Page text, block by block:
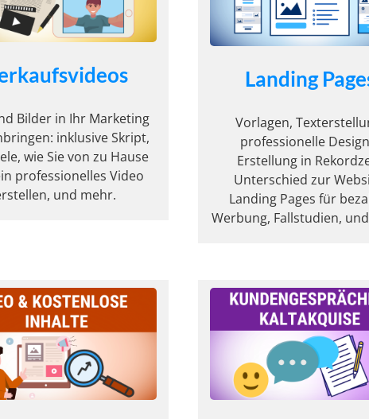
Bilder in Ihr Marketing
inklusive Skript,
wie Sie von zu Hause
professionelles Video
und mehr.
Landing
Vorlagen,
professionelle
Erstellung in
Unterschied zur
Landing Pages für
Werbung, Fallstudien,